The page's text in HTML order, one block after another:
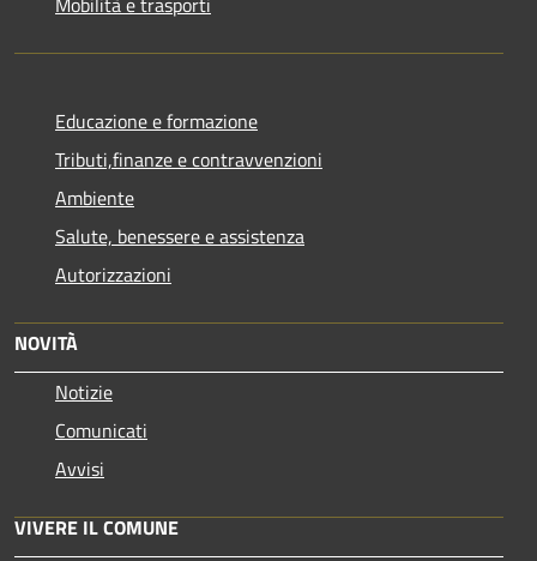
Educazione e formazione
Tributi,finanze e contravvenzioni
Ambiente
Salute, benessere e assistenza
Autorizzazioni
NOVITÀ
Notizie
Comunicati
Avvisi
VIVERE IL COMUNE